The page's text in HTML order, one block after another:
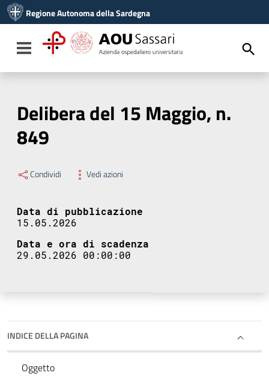
Vai al menu di navigazione
Vai al footer
Regione Autonoma della Sardegna
Toggle navigation
Delibera del 15 Maggio, n.
849
Condividi Vedi azioni
Data di pubblicazione
15.05.2026
Data e ora di scadenza
29.05.2026 00:00:00
INDICE DELLA PAGINA
Oggetto